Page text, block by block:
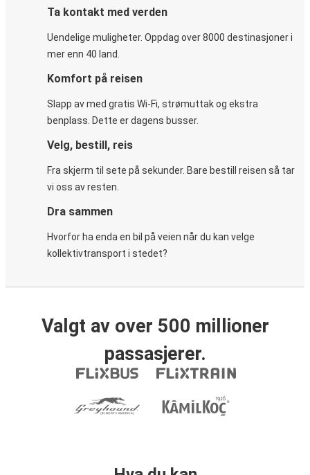
Ta kontakt med verden
Uendelige muligheter. Oppdag over 8000 destinasjoner i
mer enn 40 land.
Komfort på reisen
Slapp av med gratis Wi-Fi, strømuttak og ekstra
benplass. Dette er dagens busser.
Velg, bestill, reis
Fra skjerm til sete på sekunder. Bare bestill reisen så tar
vi oss av resten.
Dra sammen
Hvorfor ha enda en bil på veien når du kan velge
kollektivtransport i stedet?
Valgt av over 500 millioner
passasjerer.